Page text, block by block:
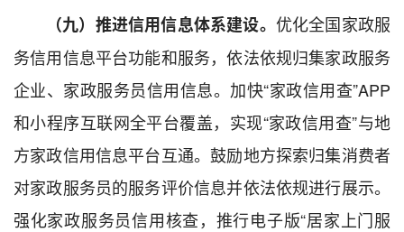
（九）推进信用信息体系建设。 优化全国家政服
务信用信息平台功能和服务，依法依规归集家政服务
企业、家政服务员信用信息。加快“家政信用查”APP
和小程序互联网全平台覆盖，实现“家政信用查”与地
方家政信用信息平台互通。鼓励地方探索归集消费者
对家政服务员的服务评价信息并依法依规进行展示。
强化家政服务员信用核查，推行电子版“居家上门服